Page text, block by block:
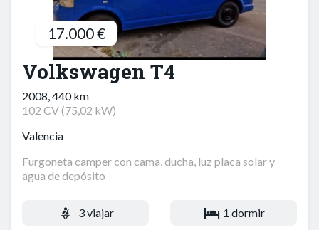
17.000 €
Volkswagen T4
2008, 440 km
102 CV (75,02 kW)
Valencia
Furgoneta camper con cama, ducha, luz placa solar y
agua de depósito
3 viajar 1 dormir